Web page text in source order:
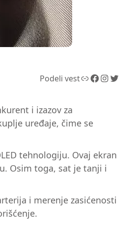
Podeli vestLink Facebook InstagramTwitter
i izazov za
uređaje, čime se
tehnologiju. Ovaj ekran
Osim toga, sat je tanji i
i merenje zasićenosti